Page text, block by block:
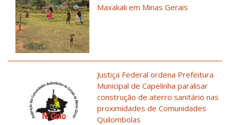
Maxakali em Minas Gerais
Justiça Federal ordena Prefeitura
Municipal de Capelinha paralisar
construção de aterro sanitário nas
proximidades de Comunidades
Quilombolas